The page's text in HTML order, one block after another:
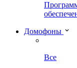
Домофоны
Все